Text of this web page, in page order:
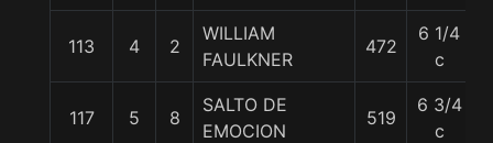
113 4 2
WILLIAM
FAULKNER
472
6 1/4
c
117 5 8
SALTO DE
EMOCION
519
6 3/4
c